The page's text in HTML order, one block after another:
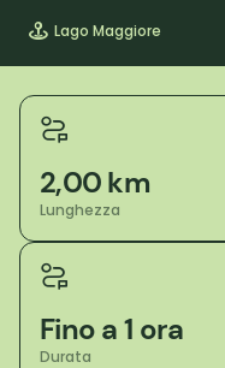
Lago Maggiore
2,00 km
Lunghezza
Fino a 1 ora
Durata